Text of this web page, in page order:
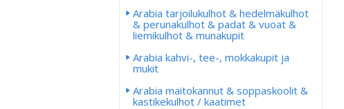
Arabia tarjoilukulhot & hedelmäkulhot
& perunakulhot & padat & vuoat &
liemikulhot & munakupit
Arabia kahvi-, tee-, mokkakupit ja
mukit
Arabia maitokannut & soppaskoolit &
kastikekulhot / kaatimet